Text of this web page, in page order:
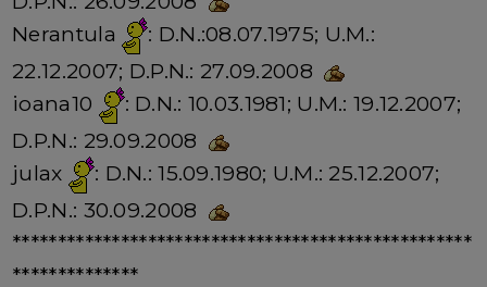
Nerantula
: D.N.:08.07.1975; U.M.:
22.12.2007; D.P.N.: 27.09.2008
ioana10
: D.N.: 10.03.1981; U.M.: 19.12.2007;
D.P.N.: 29.09.2008
julax
: D.N.: 15.09.1980; U.M.: 25.12.2007;
D.P.N.: 30.09.2008
***************************************************
**************